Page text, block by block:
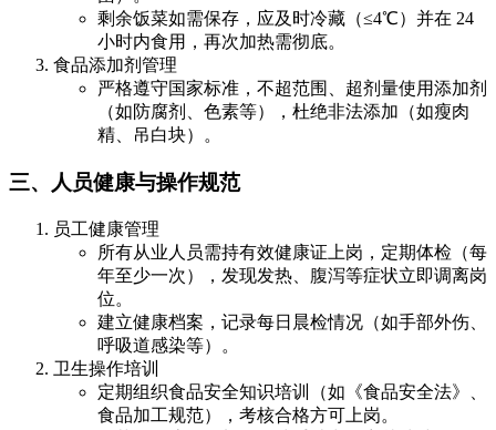
剩余饭菜如需保存，应及时冷藏（≤4℃）并在 24
小时内食用，再次加热需彻底。
食品添加剂管理
严格遵守国家标准，不超范围、超剂量使用添加剂
（如防腐剂、色素等），杜绝非法添加（如瘦肉
精、吊白块）。
三、人员健康与操作规范
员工健康管理
所有从业人员需持有效健康证上岗，定期体检（每
年至少一次），发现发热、腹泻等症状立即调离岗
位。
建立健康档案，记录每日晨检情况（如手部外伤、
呼吸道感染等）。
卫生操作培训
定期组织食品安全知识培训（如《食品安全法》、
食品加工规范），考核合格方可上岗。